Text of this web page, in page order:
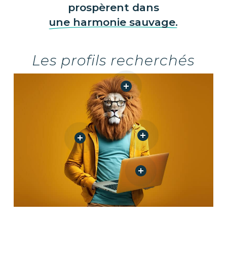
prospèrent dans
une harmonie sauvage.
Les profils recherchés